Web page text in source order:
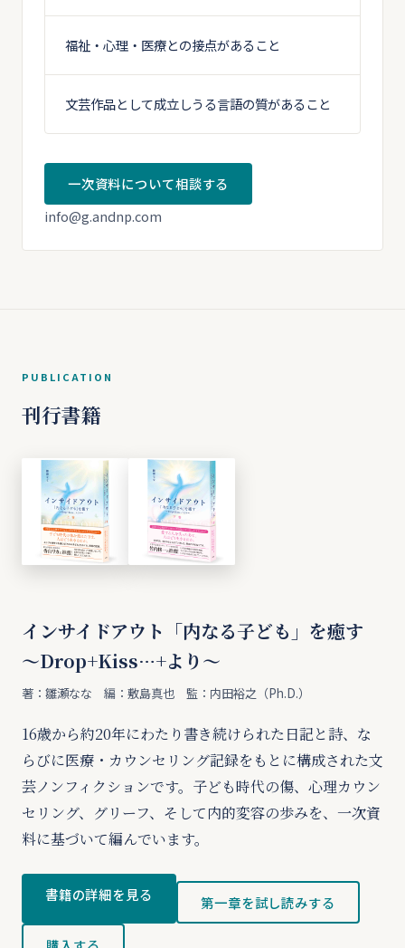
福祉・心理・医療との接点があること
文芸作品として成立しうる言語の質があること
一次資料について相談する
info@g.andnp.com
PUBLICATION
刊行書籍
インサイドアウト「内なる子ども」を癒す
〜Drop+Kiss…+より〜
著：雛瀬なな 編：敷島真也 監：内田裕之（Ph.D.）
16歳から約20年にわたり書き続けられた日記と詩、な
らびに医療・カウンセリング記録をもとに構成された文
芸ノンフィクションです。子ども時代の傷、心理カウン
セリング、グリーフ、そして内的変容の歩みを、一次資
料に基づいて編んでいます。
書籍の詳細を見る 第一章を試し読みする